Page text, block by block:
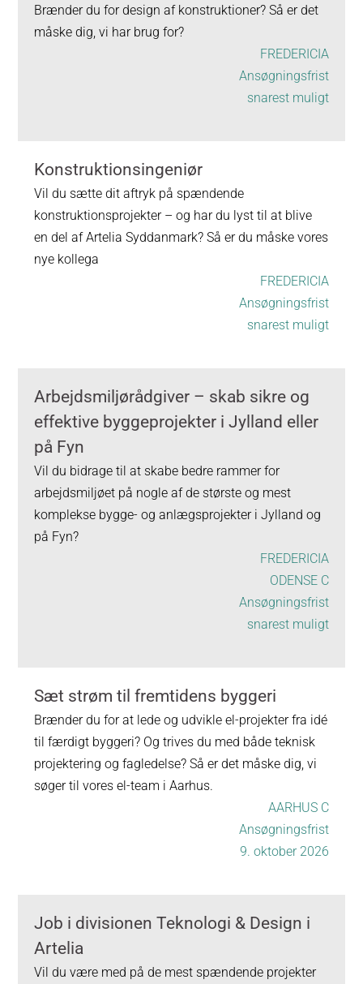
Brænder du for design af konstruktioner? Så er det
måske dig, vi har brug for?
FREDERICIA
Ansøgningsfrist
snarest muligt
Konstruktionsingeniør
Vil du sætte dit aftryk på spændende
konstruktionsprojekter – og har du lyst til at blive
en del af Artelia Syddanmark? Så er du måske vores
nye kollega
FREDERICIA
Ansøgningsfrist
snarest muligt
Arbejdsmiljørådgiver – skab sikre og
effektive byggeprojekter i Jylland eller
på Fyn
Vil du bidrage til at skabe bedre rammer for
arbejdsmiljøet på nogle af de største og mest
komplekse bygge- og anlægsprojekter i Jylland og
på Fyn?
FREDERICIA
ODENSE C
Ansøgningsfrist
snarest muligt
Sæt strøm til fremtidens byggeri
Brænder du for at lede og udvikle el-projekter fra idé
til færdigt byggeri? Og trives du med både teknisk
projektering og fagledelse? Så er det måske dig, vi
søger til vores el-team i Aarhus.
AARHUS C
Ansøgningsfrist
9. oktober 2026
Job i divisionen Teknologi & Design i
Artelia
Vil du være med på de mest spændende projekter